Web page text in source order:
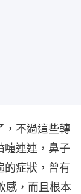
，不過這些轉
嚏連連，鼻子
的症狀，曾有
感，而且根本